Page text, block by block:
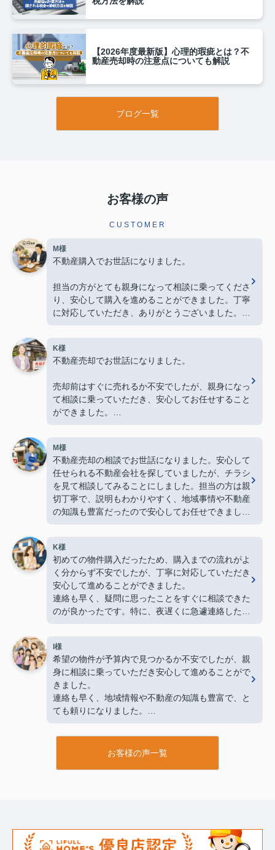
【2026年度最新版】心理的瑕疵とは？不
動産売却時の注意点についても解説
ブログ一覧
お客様の声
CUSTOMER
M様
不動産購入でお世話になりました。
担当の方がとても親身になって相談に乗ってくださ
り、安心して購入を進めることができました。丁寧
に対応していただき、ありがとうございました。
部編集しています。
K様
不動産売却でお世話になりました。
売却前はすぐに売れるか不安でしたが、親身になっ
て相談に乗っていただき、安心してお任せすること
ができました。
がとうございました。
＊お客様アンケートをもとに、読みやすいように一
部文章を編集しています。
M様
不動産売却の相談でお世話になりました。安心して
任せられる不動産会社を探していましたが、チラシ
を見て相談してみることにしました。担当の方は親
切丁寧で、説明もわかりやすく、地域事情や不動産
の知識も豊富だったので安心してお任せできまし
す。
＊お客様アンケートをもとに、読みやすいように一
部文章を編集しています。
K様
初めての物件購入だったため、購入までの流れがよ
く分からず不安でしたが、丁寧に対応していただき
安心して進めることができました。
連絡も早く、疑問に思ったことをすぐに相談できた
のが良かったです。特に、夜遅くに急遽連絡した際
おかげで安心して購入することができました。あり
がとうございました。
＊お客様アンケートをもとに、読みやすいよう一部
編集しています。
I様
希望の物件が予算内で見つかるか不安でしたが、親
身に相談に乗っていただき安心して進めることがで
きました。
連絡も早く、地域情報や不動産の知識も豊富で、と
ても頼りになりました。
できる不動産会社だと感じました。
お客様の声一覧